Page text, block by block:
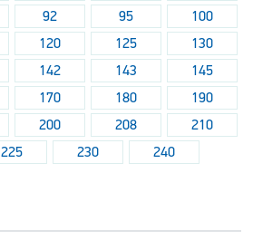
92 95
100
120 125
130
142 143
145
170 180
190
200 208
210
225 230 240